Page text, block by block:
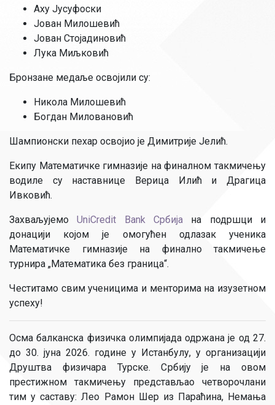
Аху Јусуфоски
Јован Милошевић
Јован Стојадиновић
Лука Миљковић
Бронзане медаље освојили су:
Никола Милошевић
Богдан Миловановић
Шампионски пехар освојио је Димитрије Јелић.
Екипу Математичке гимназије на финалном такмичењу
водиле су наставнице Верица Илић и Драгица
Ивковић.
ЗахваљујемоUniCredit Bank Србија на подршци и
донацији којом је омогућен одлазак ученика
Математичке гимназије на финално такмичење
турнира „Математика без граница“.
Честитамо свим ученицима и менторима на изузетном
успеху!
Осма балканска физичка олимпијада одржана је од 27.
до 30. јуна 2026. године у Истанбулу, у организацији
Друштва физичара Турске. Србију је на овом
престижном такмичењу представљао четворочлани
тим у саставу: Лео Рамон Шер из Параћина, Немања